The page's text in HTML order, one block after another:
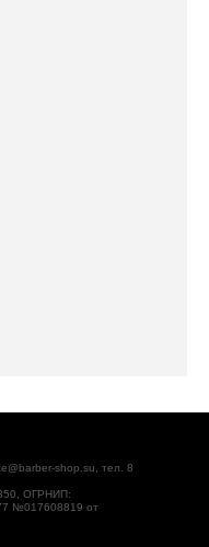
shop.su, тел. 8
ОГРНИП:
№017608819 от